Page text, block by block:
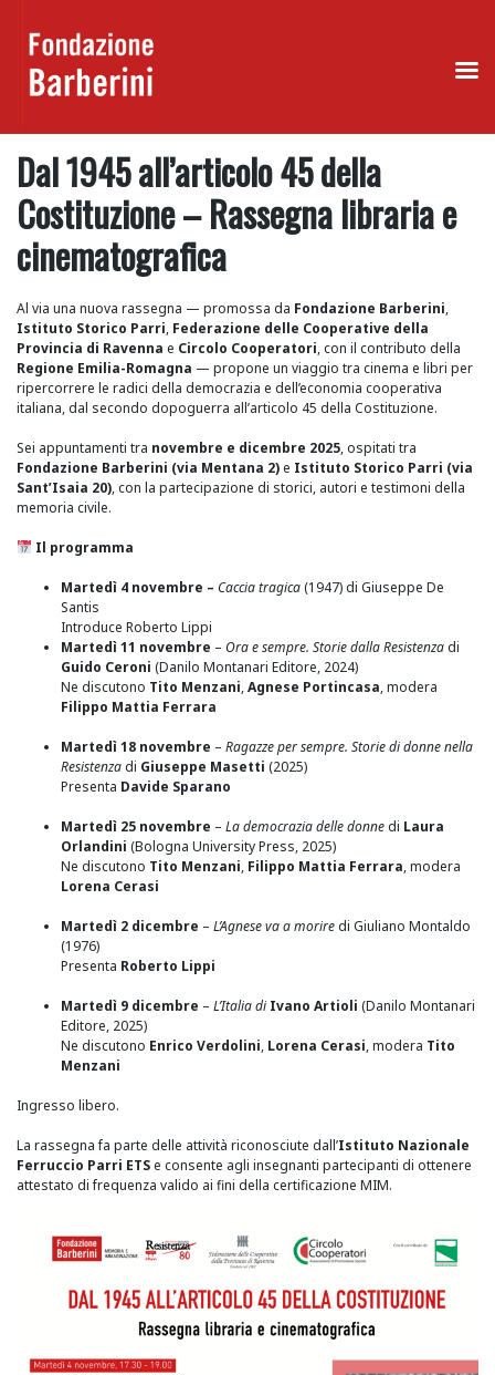
contentDal 1945 all’articolo 45 della
Costituzione – Rassegna libraria e
cinematografica
Al via una nuova rassegna — promossa da Fondazione Barberini,
Istituto Storico Parri, Federazione delle Cooperative della
Provincia di Ravenna e Circolo Cooperatori, con il contributo della
Regione Emilia-Romagna — propone un viaggio tra cinema e libri per
ripercorrere le radici della democrazia e dell’economia cooperativa
italiana, dal secondo dopoguerra all’articolo 45 della Costituzione.
Sei appuntamenti tra novembre e dicembre 2025, ospitati tra
Fondazione Barberini (via Mentana 2)e Istituto Storico Parri (via
Sant’Isaia 20), con la partecipazione di storici, autori e testimoni della
memoria civile.
Il programma
Martedì 4 novembre – Caccia tragica(1947) di Giuseppe De
Santis
Introduce Roberto Lippi
Martedì 11 novembre – Ora e sempre. Storie dalla Resistenzadi
Guido Ceroni (Danilo Montanari Editore, 2024)
Ne discutono Tito Menzani,Agnese Portincasa, modera
Filippo Mattia Ferrara
Martedì 18 novembre – Ragazze per sempre. Storie di donne nella
Resistenzadi Giuseppe Masetti (2025)
Presenta Davide Sparano
Martedì 25 novembre – La democrazia delle donnedi Laura
Orlandini (Bologna University Press, 2025)
Ne discutono Tito Menzani, Filippo Mattia Ferrara, modera
Lorena Cerasi
Martedì 2 dicembre – L’Agnese va a moriredi Giuliano Montaldo
(1976)
Presenta Roberto Lippi
Martedì 9 dicembre – L’Italia di Ivano Artioli (Danilo Montanari
Editore, 2025)
Ne discutono Enrico Verdolini, Lorena Cerasi, modera Tito
Menzani
Ingresso libero.
La rassegna fa parte delle attività riconosciute dall’Istituto Nazionale
Ferruccio Parri ETSe consente agli insegnanti partecipanti di ottenere
attestato di frequenza valido ai fini della certificazione MIM.